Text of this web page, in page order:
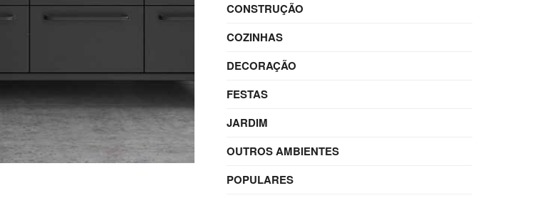
CONSTRUÇÃO
COZINHAS
DECORAÇÃO
FESTAS
JARDIM
OUTROS AMBIENTES
POPULARES